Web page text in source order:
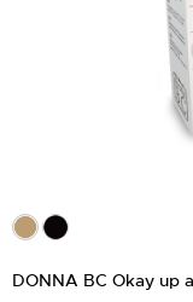
DONNA BC Okay up